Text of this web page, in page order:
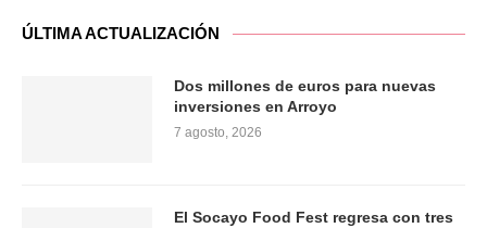
ÚLTIMA ACTUALIZACIÓN
Dos millones de euros para nuevas
inversiones en Arroyo
7 agosto, 2026
El Socayo Food Fest regresa con tres